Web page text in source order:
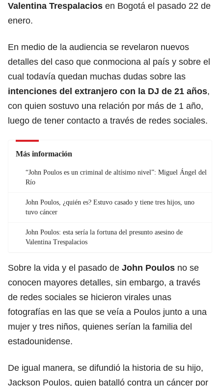
Valentina Trespalacios en Bogotá el pasado 22 de
enero.
En medio de la audiencia se revelaron nuevos
detalles del caso que conmociona al país y sobre el
cual todavía quedan muchas dudas sobre las
intenciones del extranjero con la DJ de 21 años,
con quien sostuvo una relación por más de 1 año,
luego de tener contacto a través de redes sociales.
Más información
“John Poulos es un criminal de altísimo nivel”: Miguel Ángel del
Río
John Poulos, ¿quién es? Estuvo casado y tiene tres hijos, uno
tuvo cáncer
John Poulos: esta sería la fortuna del presunto asesino de
Valentina Trespalacios
Sobre la vida y el pasado de John Poulos no se
conocen mayores detalles, sin embargo, a través
de redes sociales se hicieron virales unas
fotografías en las que se veía a Poulos junto a una
mujer y tres niños, quienes serían la familia del
estadounidense.
De igual manera, se difundió la historia de su hijo,
Jackson Poulos, quien batalló contra un cáncer por